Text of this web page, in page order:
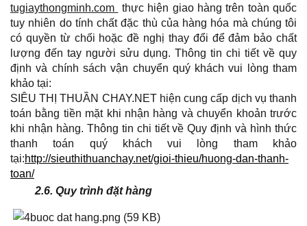
tugiaythongminh.com
thực hiện giao hàng trên toàn quốc
tuy nhiên do tính chất đặc thù của hàng hóa mà chúng tôi
có quyền từ chối hoặc đề nghị thay đổi để đảm bảo chất
lượng đến tay người sửu dụng. Thông tin chi tiết về quy
định và chính sách vận chuyển quý khách vui lòng tham
khảo tại:
SIÊU THỊ THUẦN CHAY.NET hiện cung cấp dịch vụ thanh
toán bằng tiền mặt khi nhận hàng và chuyển khoản trước
khi nhận hàng. Thông tin chi tiết về Quy định và hình thức
thanh toán quý khách vui lòng tham khảo
tại:http://sieuthithuanchay.net/gioi-thieu/huong-dan-thanh-
toan/
2.6. Quy trình đặt hàng